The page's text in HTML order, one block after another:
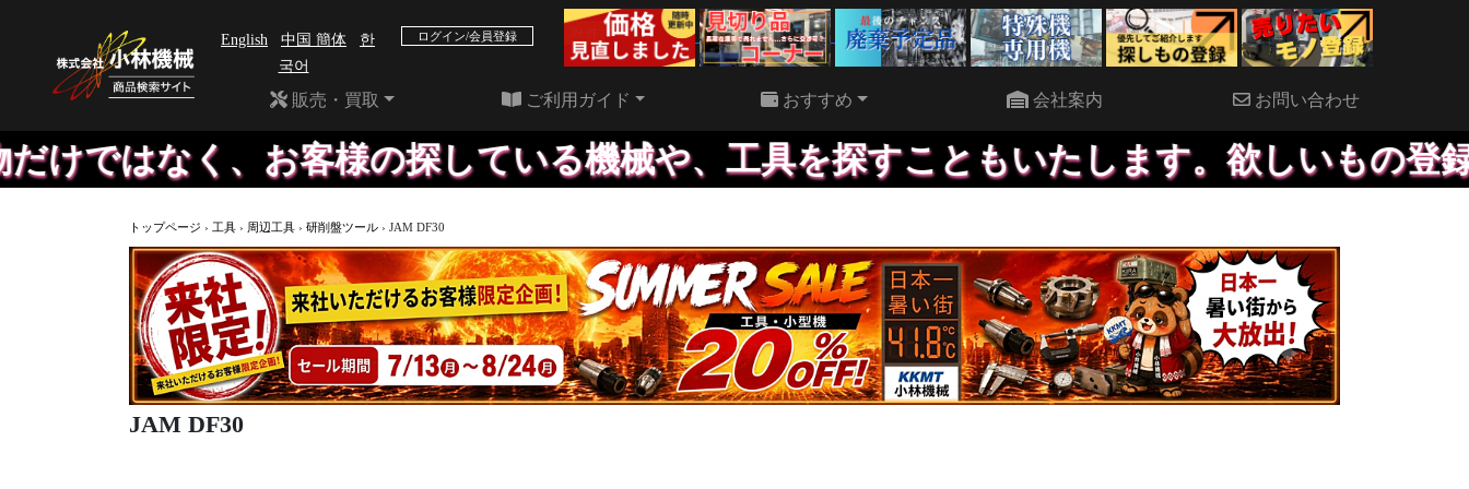
English 中国 簡体
한
국어
ログイン/会員登録 22 件
販売・買取 ご利用ガイド おすすめ 会社案内 お問い合わせ
く、お客様の探している機械や、工具を探すこともいたします。欲しいもの登録して
トップページ › 工具 › 周辺工具 › 研削盤ツール › JAM DF30
JAM DF30